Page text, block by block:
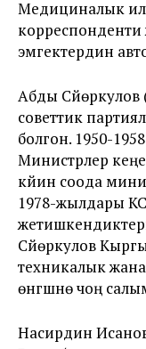
Медициналык
эмгектердин
Абды
советтик
болгон. 1950-
Министрлер
кйин соода
1978-жылдары
Сүйөркулов
техникалык
өнүгүшүнө чоң
Насирдин